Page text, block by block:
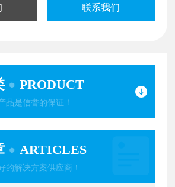
联系我们
PRODUCT
品是信誉的保证！
ARTICLES
的解决方案供应商！